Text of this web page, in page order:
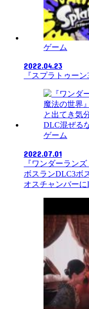
ゲーム
2022.04.23
『スプラトゥー
ゲーム
2022.07.01
『ワンダーラン
ボスランDLC3ボ
オスチャンバー